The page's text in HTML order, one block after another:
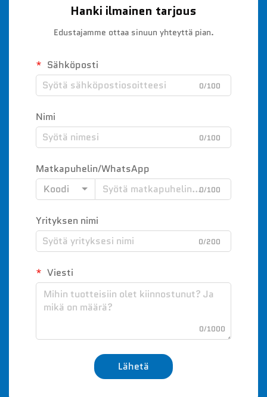
Hanki ilmainen tarjous
Edustajamme ottaa sinuun yhteyttä pian.
Sähköposti
0/100
Nimi
0/100
Matkapuhelin/WhatsApp
Koodi
0/100
Yrityksen nimi
0/200
Viesti
0/1000
Lähetä